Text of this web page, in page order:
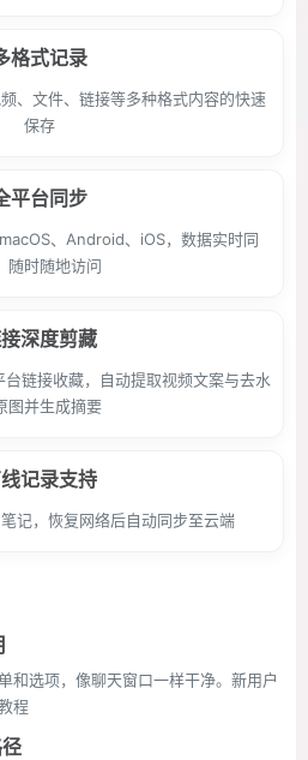
格式记录
、文件、链接等多种格式内容的快速
保存
平台同步
、Android、iOS，数据实时同
随时随地访问
深度剪藏
链接收藏，自动提取视频文案与去水
图并生成摘要
记录支持
记，恢复网络后自动同步至云端
和选项，像聊天窗口一样干净。新用户
程